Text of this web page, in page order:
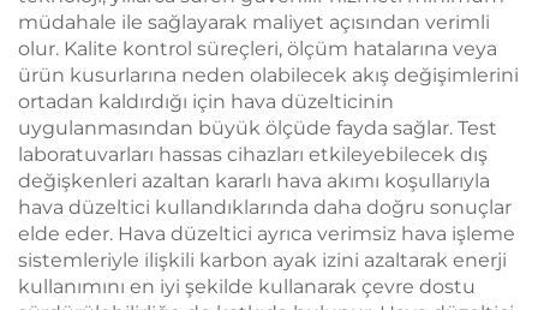
müdahale ile sağlayarak maliyet açısından verimli
olur. Kalite kontrol süreçleri, ölçüm hatalarına veya
ürün kusurlarına neden olabilecek akış değişimlerini
ortadan kaldırdığı için hava düzelticinin
uygulanmasından büyük ölçüde fayda sağlar. Test
laboratuvarları hassas cihazları etkileyebilecek dış
değişkenleri azaltan kararlı hava akımı koşullarıyla
hava düzeltici kullandıklarında daha doğru sonuçlar
elde eder. Hava düzeltici ayrıca verimsiz hava işleme
sistemleriyle ilişkili karbon ayak izini azaltarak enerji
kullanımını en iyi şekilde kullanarak çevre dostu